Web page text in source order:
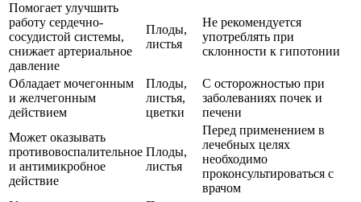
Помогает улучшить
работу сердечно-
сосудистой системы,
снижает артериальное
давление
Плоды,
листья
Не рекомендуется
употреблять при
склонности к гипотонии
Обладает мочегонным
и желчегонным
действием
Плоды,
листья,
цветки
С осторожностью при
заболеваниях почек и
печени
Может оказывать
противовоспалительное
и антимикробное
действие
Плоды,
листья
Перед применением в
лечебных целях
необходимо
проконсультироваться с
врачом